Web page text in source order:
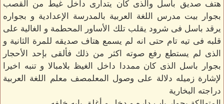
هتف صديق باسل والذى كان يتدارى داخل غيط من القصب
بجوار بيت مدرس اللغة العربية بالمدرسة الإعدادية و بجواره
يرقد باسل فى شرود يقلب تلك الأساور المحطمة و الغالية على
قلبه فى تيه تام حتى انه لم يسمع هتاف صديقه للمرة الثانية و
الذى لم يستطع رفع صوته اكثر من ذلك فألقى بإحد الأحجار
بجوار باسل الذى كان ممددا داخل الغيظ بلامبالا و تنبه اخيرا
لإشارة زميله دلالة على وصول المعلمصف معلم اللغة العربية
دراجته البخارية